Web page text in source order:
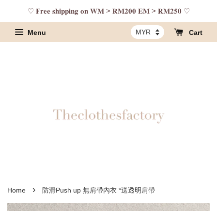
♡ 𝐅𝐫𝐞𝐞 𝐬𝐡𝐢𝐩𝐩𝐢𝐧𝐠 𝐨𝐧 𝐖𝐌 > 𝐑𝐌𝟐𝟎𝟎 𝐄𝐌 > 𝐑𝐌𝟐𝟓𝟎 ♡
Menu Cart
Home › 防滑Push up 無肩帶內衣 *送透明肩帶